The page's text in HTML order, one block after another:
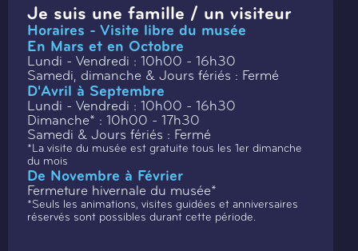
Je suis une famille / un visiteur
Horaires - Visite libre du musée
En Mars et en Octobre
Lundi - Vendredi : 10h00 - 16h30
Samedi, dimanche & Jours fériés : Fermé
D'Avril à Septembre
Lundi - Vendredi : 10h00 - 16h30
Dimanche* : 10h00 - 17h30
Samedi & Jours fériés : Fermé
*La visite du musée est gratuite tous les 1er dimanche
du mois
De Novembre à Février
Fermeture hivernale du musée*
*Seuls les animations, visites guidées et anniversaires
réservés sont possibles durant cette période.